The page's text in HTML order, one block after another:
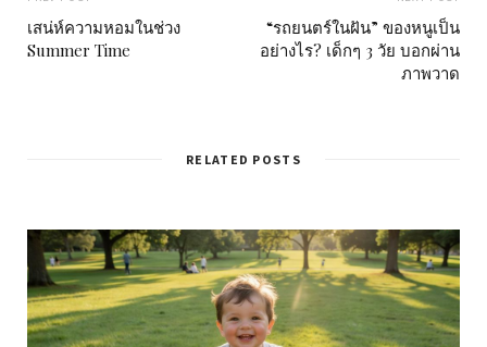
เสน่ห์ความหอมในช่วง
Summer Time
“รถยนตร์ในฝัน” ของหนูเป็น
อย่างไร? เด็กๆ 3 วัย บอกผ่าน
ภาพวาด
RELATED POSTS